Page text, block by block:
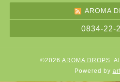
AROMA
0834-22-
©2026 AROMA DROPS.
Powered by